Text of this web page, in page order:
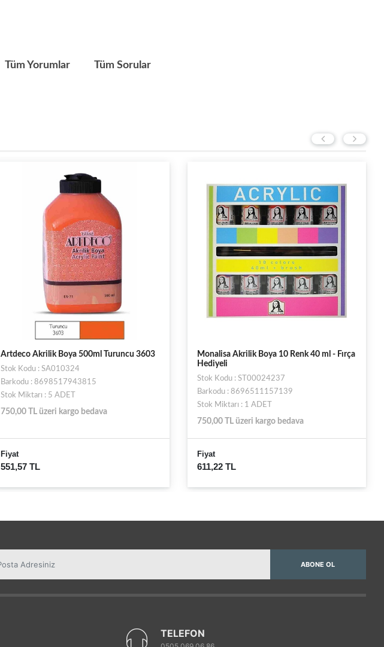
Tüm Yorumlar Tüm Sorular
Artdeco Akrilik Boya 500ml Turuncu 3603
Stok Kodu : SA010324
Barkodu : 8698517943815
Stok Miktarı : 5 ADET
750,00 TL üzeri kargo bedava
Fiyat
551,57 TL
Monalisa Akrilik Boya 10 Renk 40 ml - Fırça
Hediyeli
Stok Kodu : ST00024237
Barkodu : 8696511157139
Stok Miktarı : 1 ADET
750,00 TL üzeri kargo bedava
Fiyat
611,22 TL
ABONE OL
TELEFON